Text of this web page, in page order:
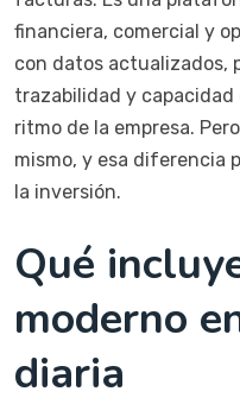
financiera, comercial y
con datos actualizados,
trazabilidad y capacidad
ritmo de la empresa.
mismo, y esa diferencia
la inversión.
Qué
moderno
diaria